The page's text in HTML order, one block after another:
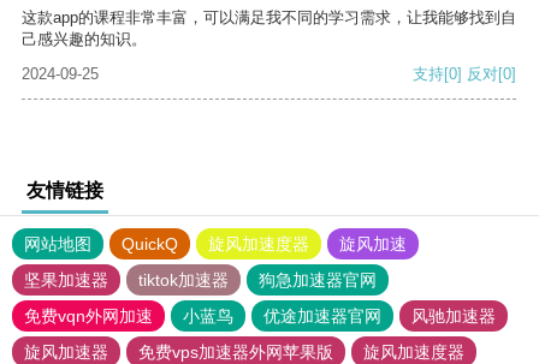
这款app的课程非常丰富，可以满足我不同的学习需求，让我能够找到自
己感兴趣的知识。
2024-09-25
支持[0] 反对[0]
友情链接
网站地图 QuickQ 旋风加速度器
旋风加速
坚果加速器
tiktok加速器
狗急加速器官网
免费vqn外网加速
小蓝鸟 优途加速器官网
风驰加速器
旋风加速器
免费vps加速器外网苹果版
旋风加速度器